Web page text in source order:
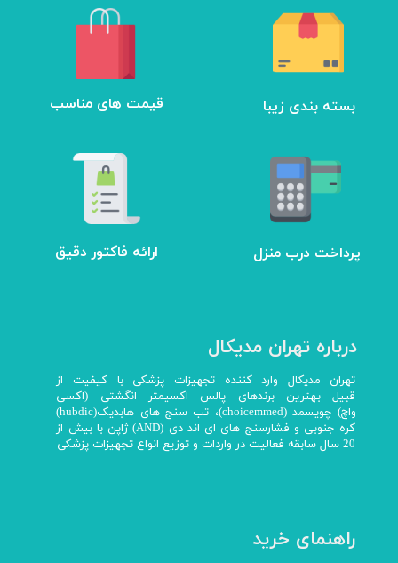
​قیمت های مناسب بسته بندی زیبا
ارائه فاکتور دقیق پرداخت درب منزل
درباره تهران مدیکال
تهران مدیکال وارد کننده تجهیزات پزشکی با کیفیت از
قبیل بهترین برندهای پالس اکسیمتر انگشتی (اکسی
واچ) چویسمد (choicemmed)، تب سنج های هابدیک(hubdic)
کره جنوبی و فشارسنج های ای اند دی (AND) ژاپن با بیش از
20 سال سابقه فعالیت در واردات و توزیع انواع تجهیزات پزشکی
راهنمای خرید